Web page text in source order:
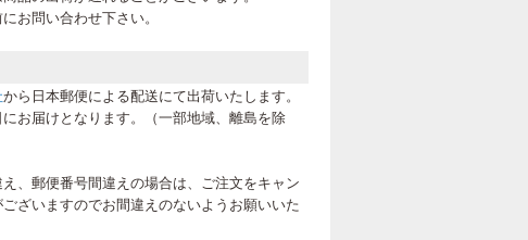
お問い合わせ下さい。
から日本郵便による配送にて出荷いたします。
お届けとなります。（一部地域、離島を除
、郵便番号間違えの場合は、ご注文をキャン
ざいますのでお間違えのないようお願いいた